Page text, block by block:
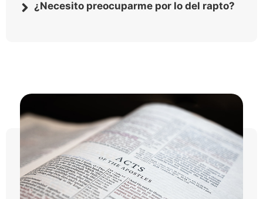
¿Necesito preocuparme por lo del rapto?